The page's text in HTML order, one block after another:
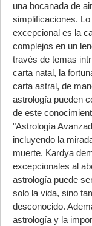
una bocanada de
simplificaciones.
excepcional es la
complejos en un
través de temas
carta natal, la
carta astral, de
astrología pueden
de este
"Astrología
incluyendo la
muerte. Kardya
excepcionales al
astrología puede
solo la vida, sino
desconocido.
astrología y la